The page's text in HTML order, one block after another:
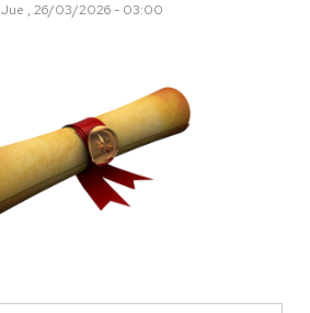
Jue , 26/03/2026 - 03:00